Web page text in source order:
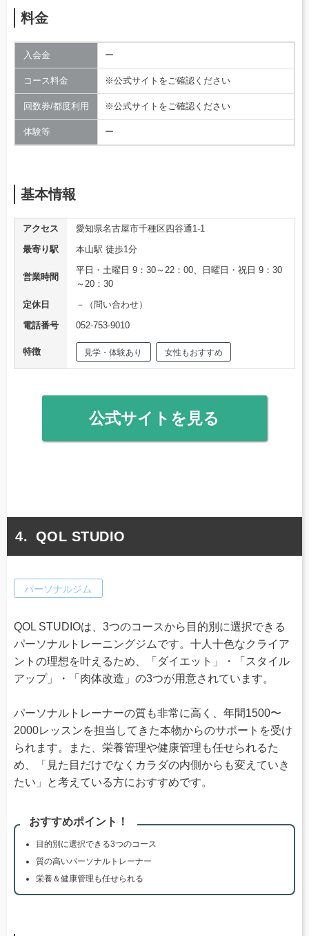
料金
入会金 ー
コース料金 ※公式サイトをご確認ください
回数券/都度利用 ※公式サイトをご確認ください
体験等 ー
基本情報
アクセス
愛知県名古屋市千種区四谷通1-1
最寄り駅
本山駅 徒歩1分
営業時間
平日・土曜日 9：30～22：00、日曜日・祝日 9：30
～20：30
定休日
－（問い合わせ）
電話番号
052-753-9010
特徴 見学・体験あり 女性もおすすめ
公式サイトを見る
QOL STUDIO
パーソナルジム
QOL STUDIOは、3つのコースから目的別に選択できる
パーソナルトレーニングジムです。十人十色なクライア
ントの理想を叶えるため、「ダイエット」・「スタイル
アップ」・「肉体改造」の3つが用意されています。
パーソナルトレーナーの質も非常に高く、年間1500〜
2000レッスンを担当してきた本物からのサポートを受け
られます。また、栄養管理や健康管理も任せられるた
め、「見た目だけでなくカラダの内側からも変えていき
たい」と考えている方におすすめです。
おすすめポイント！
目的別に選択できる3つのコース
質の高いパーソナルトレーナー
栄養＆健康管理も任せられる